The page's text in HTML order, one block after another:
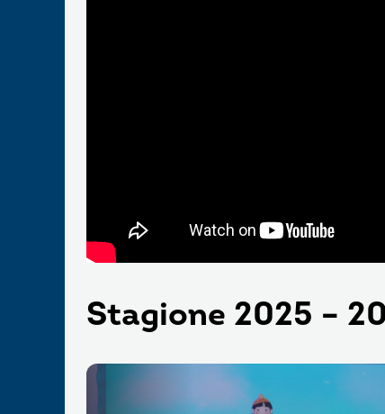
Stagione 2025 –